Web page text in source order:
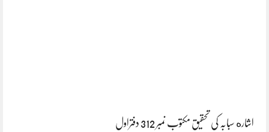
اشاره سبابہ کی تحقیق مکتوب نمبر 312 دفتراول